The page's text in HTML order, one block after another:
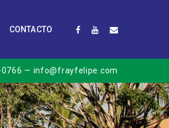
CONTACTO
— info@frayfelipe.com